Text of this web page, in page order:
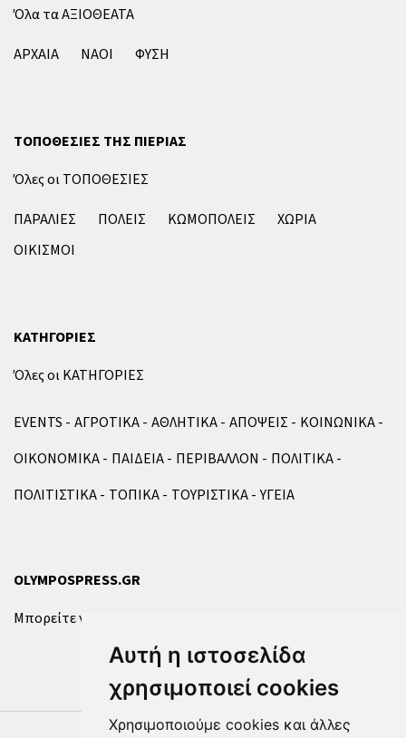
Αυτή η ιστοσελίδα
χρησιμοποιεί cookies
Χρησιμοποιούμε cookies και άλλες
Όλα τα ΑΞΙΟΘΕΑΤΑ
ΑΡΧΑΙΑ
ΝΑΟΙ ΦΥΣΗ
ΤΟΠΟΘΕΣΙΕΣ ΤΗΣ ΠΙΕΡΙΑΣ
Όλες οι ΤΟΠΟΘΕΣΙΕΣ
ΠΑΡΑΛΙΕΣ
ΠΟΛΕΙΣ ΚΩΜΟΠΟΛΕΙΣ
ΧΩΡΙΑ
ΟΙΚΙΣΜΟΙ
ΚΑΤΗΓΟΡΙΕΣ
Όλες οι ΚΑΤΗΓΟΡΙΕΣ
EVENTS ΑΓΡΟΤΙΚΑ ΑΘΛΗΤΙΚΑ ΑΠΟΨΕΙΣ
ΚΟΙΝΩΝΙΚΑ
ΟΙΚΟΝΟΜΙΚΑ
ΠΑΙΔΕΙΑ ΠΕΡΙΒΑΛΛΟΝ
ΠΟΛΙΤΙΚΑ
ΠΟΛΙΤΙΣΤΙΚΑ
ΤΟΠΙΚΑ ΤΟΥΡΙΣΤΙΚΑ ΥΓΕΙΑ
OLYMPOSPRESS.GR
Μπορείτε να επικοινωνήσετε μαζί μας μέσω της